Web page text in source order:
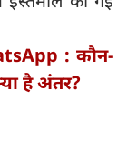
: कौन-
है अंतर?